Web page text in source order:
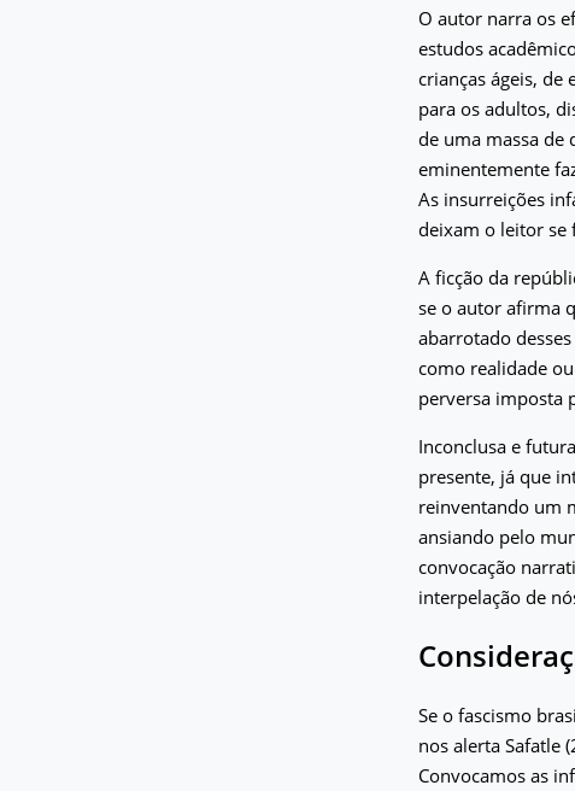
O autor narra os
estudos
crianças ágeis,
para os adultos,
de uma massa de
eminentemente
As insurreições
deixam o leitor se
A ficção da
se o autor afirma
abarrotado
como realidade
perversa imposta
Inconclusa e
presente, já que
reinventando um
ansiando pelo
convocação
interpelação de
Se o fascismo
nos alerta Safatle
Convocamos as